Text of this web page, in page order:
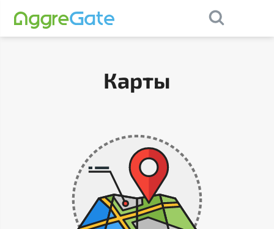
Карты
Contact Us